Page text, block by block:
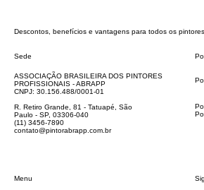
Descontos, benefícios e vantagens para todos os
Sede
ASSOCIAÇÃO BRASILEIRA DOS PINTORES
PROFISSIONAIS - ABRAPP
CNPJ: 30.156.488/0001-01
R. Retiro Grande, 81 - Tatuapé, São
Paulo - SP, 03306-040
(11) 3456-7890
contato@pintorabrapp.com.br
Menu